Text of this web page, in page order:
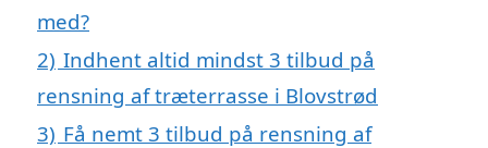
med?
2) Indhent altid mindst 3 tilbud på
rensning af træterrasse i Blovstrød
3) Få nemt 3 tilbud på rensning af